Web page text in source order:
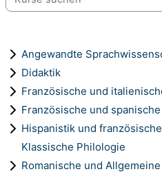
Angewandte
Didaktik
Französische und
Französische und
Hispanistik und
Klassische Philologie
Romanische und